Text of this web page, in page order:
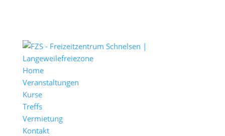
Home
Veranstaltungen
Kurse
Treffs
Vermietung
Kontakt